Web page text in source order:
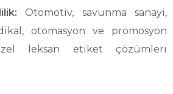
Otomotiv, savunma sanayi,
otomasyon ve promosyon
leksan etiket çözümleri